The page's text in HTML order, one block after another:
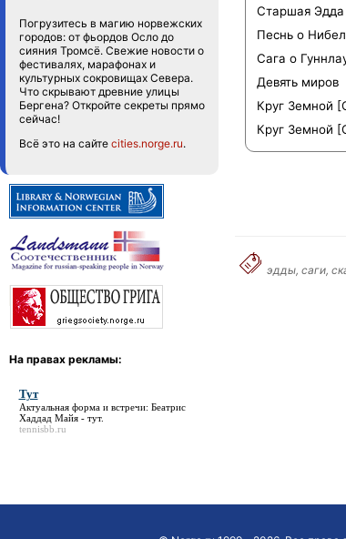
Погрузитесь в магию норвежских
городов: от фьордов Осло до
сияния Тромсё. Свежие новости о
фестивалях, марафонах и
культурных сокровищах Севера.
Что скрывают древние улицы
Бергена? Откройте секреты прямо
сейчас!
Всё это на сайте cities.norge.ru.
На правах рекламы:
Тут
Актуальная форма и встречи: Беатрис
Хаддад Майя - тут.
tennisbb.ru
Старшая
Песнь о
Сага о
Девять миров
Круг Земной
Круг Земной
эдды, саги,